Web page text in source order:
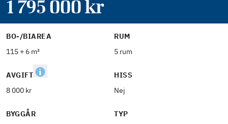
1 795 000kr
BO-/BIAREA
115 + 6 m²
RUM
5 rum
AVGIFT
8 000 kr
HISS
Nej
BYGGÅR
TYP